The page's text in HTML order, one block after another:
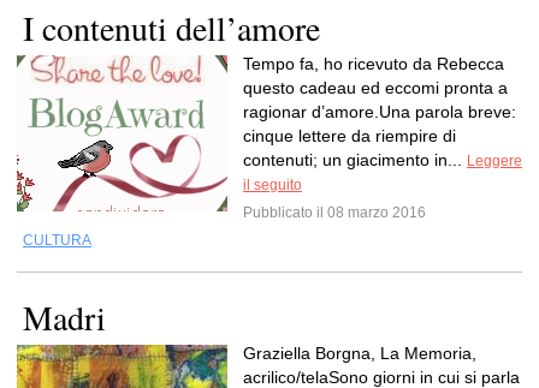
I contenuti dell’amore
Tempo fa, ho ricevuto da Rebecca
questo cadeau ed eccomi pronta a
ragionar d’amore.Una parola breve:
cinque lettere da riempire di
contenuti; un giacimento in...
Leggere
il seguito
Pubblicato il 08 marzo 2016
CULTURA
Madri
Graziella Borgna, La Memoria,
acrilico/telaSono giorni in cui si parla